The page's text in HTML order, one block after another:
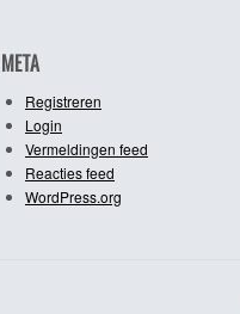
META
Registreren
Login
Vermeldingen feed
Reacties feed
WordPress.org